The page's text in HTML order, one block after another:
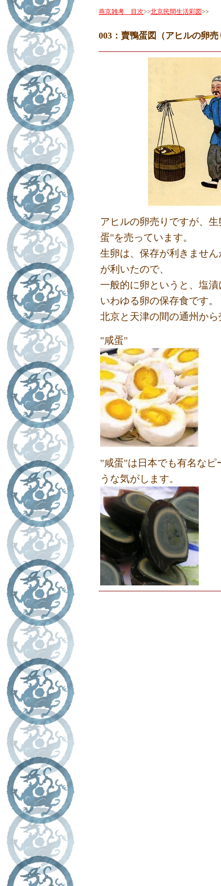
燕京雑考 目次>>北京民間生活彩図>>
003：賣鴨蛋図（アヒルの卵
アヒルの卵売りですが、
蛋"を売っています。
生卵は、保存が利きませ
が利いたので、
一般的に卵というと、塩
いわゆる卵の保存食です。
北京と天津の間の通州か
"咸蛋"
"咸蛋"は日本でも有名なピ
うな気がします。